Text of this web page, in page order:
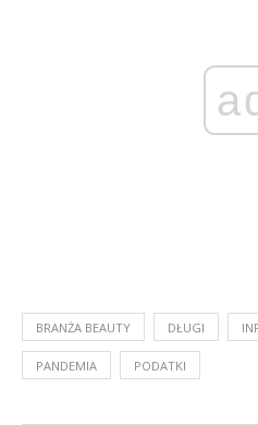
BRANŻA BEAUTY DŁUGI
PANDEMIA PODATKI